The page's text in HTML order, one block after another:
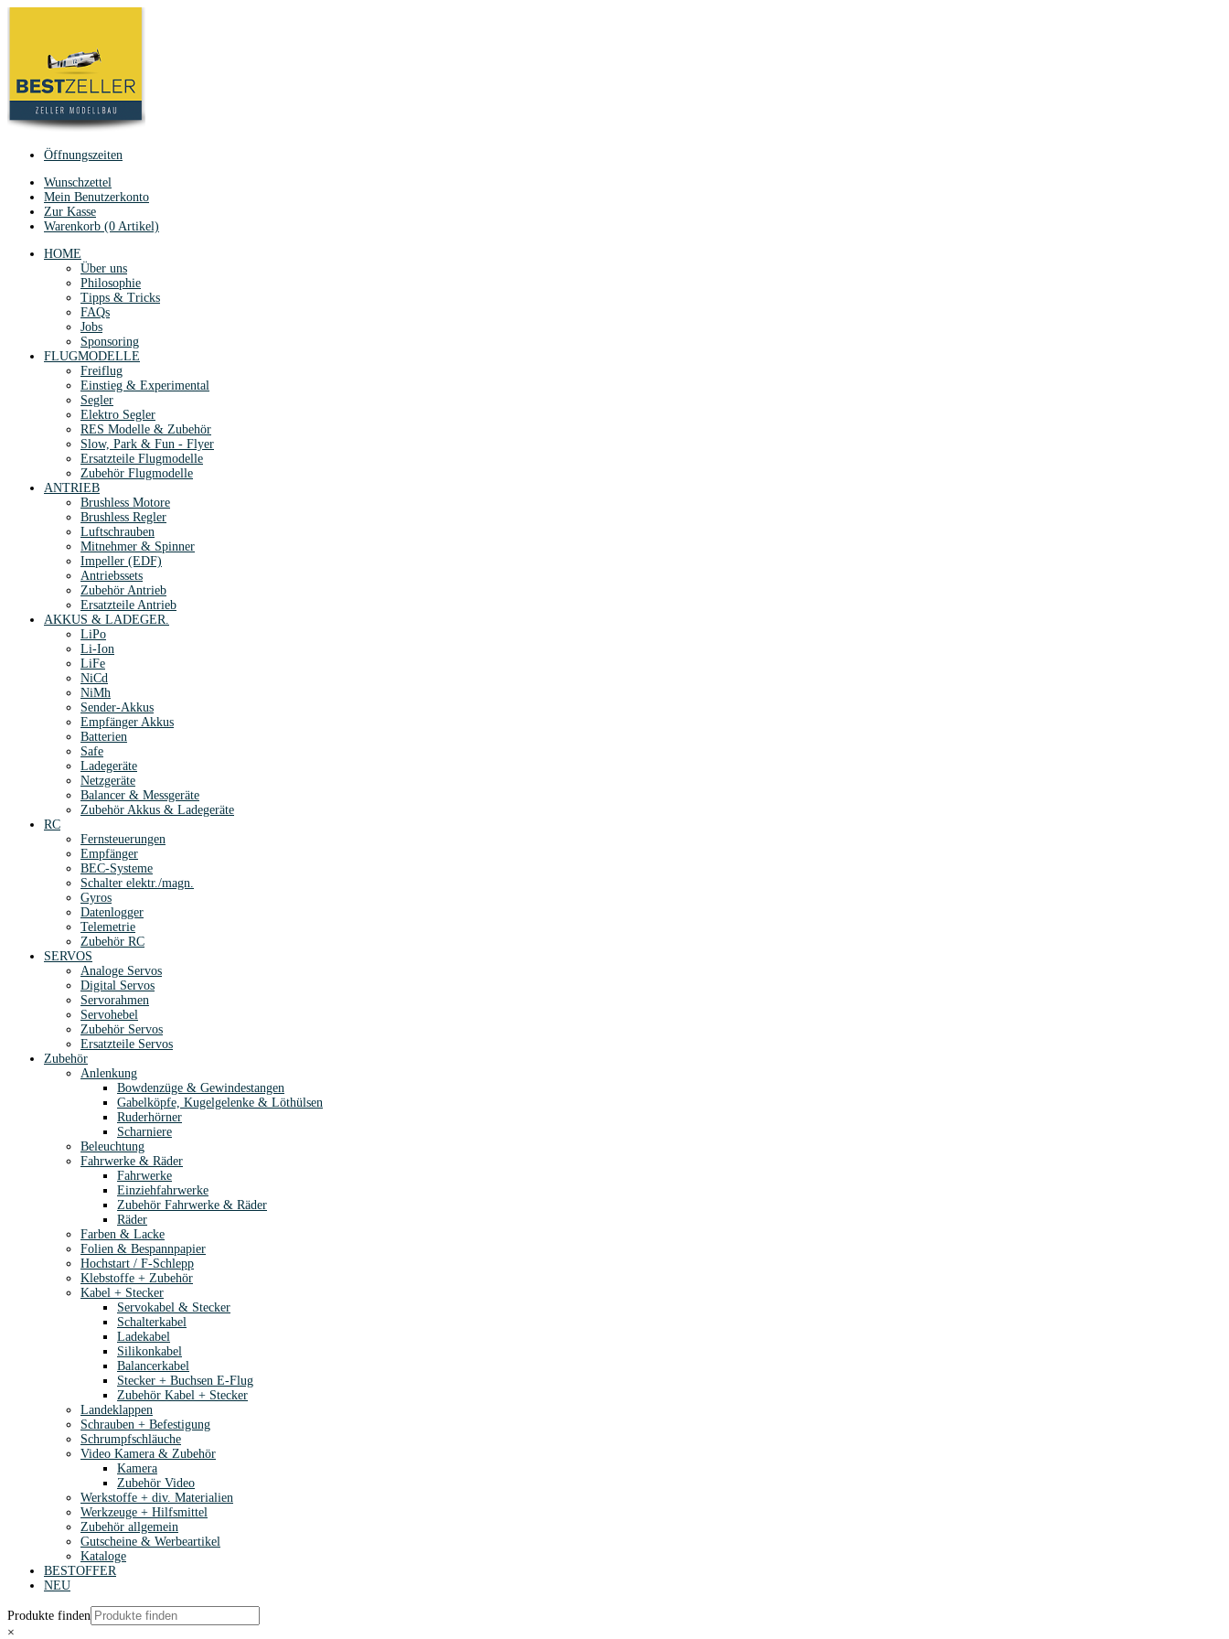
Öffnungszeiten
Wunschzettel
Mein Benutzerkonto
Zur Kasse
Warenkorb (0 Artikel)
HOME
Über uns
Philosophie
Tipps & Tricks
FAQs
Jobs
Sponsoring
FLUGMODELLE
Freiflug
Einstieg & Experimental
Segler
Elektro Segler
RES Modelle & Zubehör
Slow, Park & Fun - Flyer
Ersatzteile Flugmodelle
Zubehör Flugmodelle
ANTRIEB
Brushless Motore
Brushless Regler
Luftschrauben
Mitnehmer & Spinner
Impeller (EDF)
Antriebssets
Zubehör Antrieb
Ersatzteile Antrieb
AKKUS & LADEGER.
LiPo
Li-Ion
LiFe
NiCd
NiMh
Sender-Akkus
Empfänger Akkus
Batterien
Safe
Ladegeräte
Netzgeräte
Balancer & Messgeräte
Zubehör Akkus & Ladegeräte
RC
Fernsteuerungen
Empfänger
BEC-Systeme
Schalter elektr./magn.
Gyros
Datenlogger
Telemetrie
Zubehör RC
SERVOS
Analoge Servos
Digital Servos
Servorahmen
Servohebel
Zubehör Servos
Ersatzteile Servos
Zubehör
Anlenkung
Bowdenzüge & Gewindestangen
Gabelköpfe, Kugelgelenke & Löthülsen
Ruderhörner
Scharniere
Beleuchtung
Fahrwerke & Räder
Fahrwerke
Einziehfahrwerke
Zubehör Fahrwerke & Räder
Räder
Farben & Lacke
Folien & Bespannpapier
Hochstart / F-Schlepp
Klebstoffe + Zubehör
Kabel + Stecker
Servokabel & Stecker
Schalterkabel
Ladekabel
Silikonkabel
Balancerkabel
Stecker + Buchsen E-Flug
Zubehör Kabel + Stecker
Landeklappen
Schrauben + Befestigung
Schrumpfschläuche
Video Kamera & Zubehör
Kamera
Zubehör Video
Werkstoffe + div. Materialien
Werkzeuge + Hilfsmittel
Zubehör allgemein
Gutscheine & Werbeartikel
Kataloge
BESTOFFER
NEU
Produkte finden
×